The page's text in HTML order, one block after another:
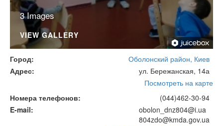
3 Images
VIEW GALLERY
Город
Оболонский район, Киев
Адрес
ул. Бережанская, 14а
Посмотреть на карте
Номера телефонов
(044)462-30-94
E-mail
obolon_dnz804@i.ua
804zdo@kmda.gov.ua